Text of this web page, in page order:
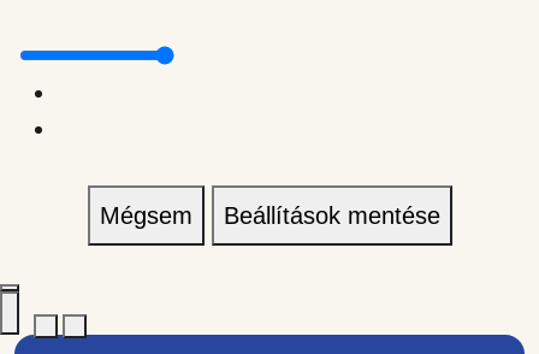
Mégsem Beállítások mentése